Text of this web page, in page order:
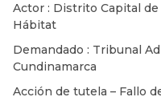
Actor : Distrito Capital
Hábitat
Demandado : Tribunal
Cundinamarca
Acción de tutela – Fallo